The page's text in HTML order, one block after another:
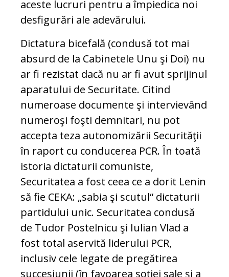
aceste lucruri pentru a împiedica noi
desfigurări ale adevărului.
Dictatura bicefală (condusă tot mai
absurd de la Cabinetele Unu şi Doi) nu
ar fi rezistat dacă nu ar fi avut sprijinul
aparatului de Securitate. Citind
numeroase documente şi intervievând
numeroşi foşti demnitari, nu pot
accepta teza autonomizării Securităţii
în raport cu conducerea PCR. În toată
istoria dictaturii comuniste,
Securitatea a fost ceea ce a dorit Lenin
să fie CEKA: „sabia şi scutul“ dictaturii
partidului unic. Securitatea condusă
de Tudor Postelnicu şi Iulian Vlad a
fost total aservită liderului PCR,
inclusiv cele legate de pregătirea
succesiunii (în favoarea soţiei sale şi a